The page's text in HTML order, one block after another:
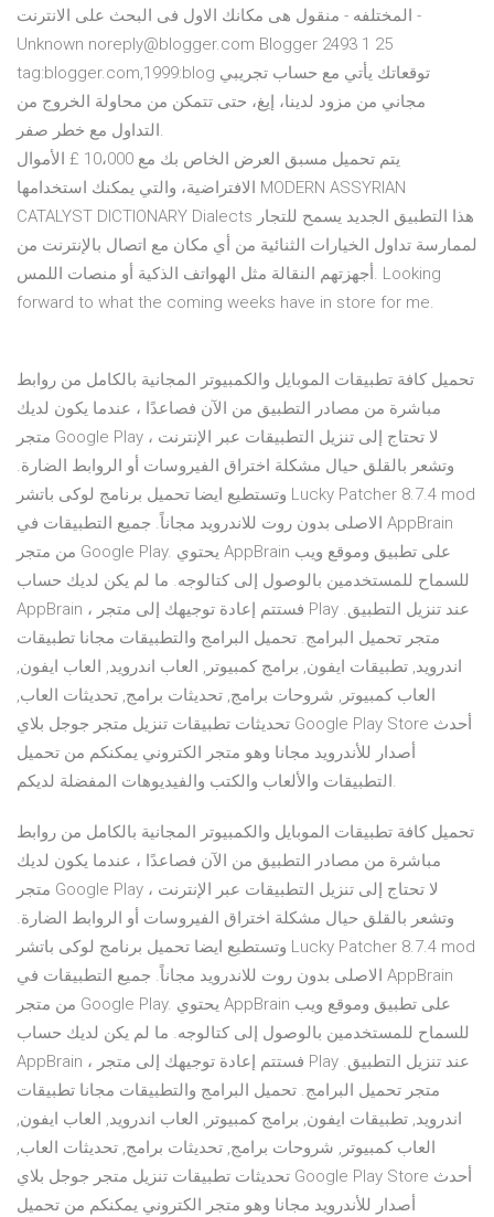
المختلفه - منقول هى مكانك الاول فى البحث على الانترنت -
Unknown noreply@blogger.com Blogger 2493 1 25
tag:blogger.com,1999:blog توقعاتك يأتي مع حساب تجريبي
مجاني من مزود لدينا، إيغ، حتى تتمكن من محاولة الخروج من
التداول مع خطر صفر.
يتم تحميل مسبق العرض الخاص بك مع 10،000 £ الأموال
الافتراضية، والتي يمكنك استخدامها MODERN ASSYRIAN
CATALYST DICTIONARY Dialects هذا التطبيق الجديد يسمح للتجار
لممارسة تداول الخيارات الثنائية من أي مكان مع اتصال بالإنترنت من
أجهزتهم النقالة مثل الهواتف الذكية أو منصات اللمس. Looking
forward to what the coming weeks have in store for me.
تحميل كافة تطبيقات الموبايل والكمبيوتر المجانية بالكامل من روابط
مباشرة من مصادر التطبيق من الآن فصاعدًا ، عندما يكون لديك
متجر Google Play ، لا تحتاج إلى تنزيل التطبيقات عبر الإنترنت
وتشعر بالقلق حيال مشكلة اختراق الفيروسات أو الروابط الضارة.
وتستطيع ايضا تحميل برنامج لوكى باتشر Lucky Patcher 8.7.4 mod
الاصلى بدون روت للاندرويد مجاناً. جميع التطبيقات في AppBrain
من متجر Google Play. يحتوي AppBrain على تطبيق وموقع ويب
للسماح للمستخدمين بالوصول إلى كتالوجه. ما لم يكن لديك حساب
AppBrain ، فستتم إعادة توجيهك إلى متجر Play عند تنزيل التطبيق.
متجر تحميل البرامج. تحميل البرامج والتطبيقات مجانا تطبيقات
اندرويد, تطبيقات ايفون, برامج كمبيوتر, العاب اندرويد, العاب ايفون,
العاب كمبيوتر, شروحات برامج, تحديثات برامج, تحديثات العاب,
تحديثات تطبيقات تنزيل متجر جوجل بلاي Google Play Store أحدث
أصدار للأندرويد مجانا وهو متجر الكتروني يمكنكم من تحميل
التطبيقات والألعاب والكتب والفيديوهات المفضلة لديكم.
تحميل كافة تطبيقات الموبايل والكمبيوتر المجانية بالكامل من روابط
مباشرة من مصادر التطبيق من الآن فصاعدًا ، عندما يكون لديك
متجر Google Play ، لا تحتاج إلى تنزيل التطبيقات عبر الإنترنت
وتشعر بالقلق حيال مشكلة اختراق الفيروسات أو الروابط الضارة.
وتستطيع ايضا تحميل برنامج لوكى باتشر Lucky Patcher 8.7.4 mod
الاصلى بدون روت للاندرويد مجاناً. جميع التطبيقات في AppBrain
من متجر Google Play. يحتوي AppBrain على تطبيق وموقع ويب
للسماح للمستخدمين بالوصول إلى كتالوجه. ما لم يكن لديك حساب
AppBrain ، فستتم إعادة توجيهك إلى متجر Play عند تنزيل التطبيق.
متجر تحميل البرامج. تحميل البرامج والتطبيقات مجانا تطبيقات
اندرويد, تطبيقات ايفون, برامج كمبيوتر, العاب اندرويد, العاب ايفون,
العاب كمبيوتر, شروحات برامج, تحديثات برامج, تحديثات العاب,
تحديثات تطبيقات تنزيل متجر جوجل بلاي Google Play Store أحدث
أصدار للأندرويد مجانا وهو متجر الكتروني يمكنكم من تحميل